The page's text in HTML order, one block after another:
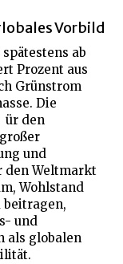
Vorbild
ab
Prozent aus
Grünstrom
Die
ür den
und
den Weltmarkt
Wohlstand
beitragen,
und
als globalen